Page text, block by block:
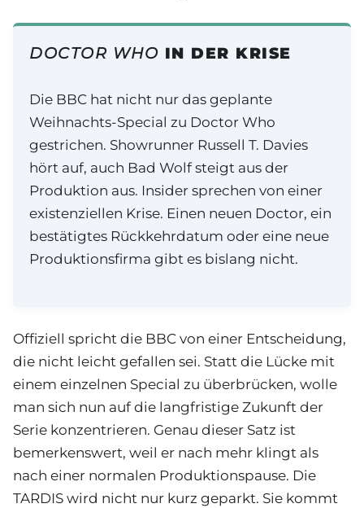
DOCTOR WHO IN DER KRISE
Die BBC hat nicht nur das geplante
Weihnachts-Special zu Doctor Who
gestrichen. Showrunner Russell T. Davies
hört auf, auch Bad Wolf steigt aus der
Produktion aus. Insider sprechen von einer
existenziellen Krise. Einen neuen Doctor, ein
bestätigtes Rückkehrdatum oder eine neue
Produktionsfirma gibt es bislang nicht.
Offiziell spricht die BBC von einer Entscheidung,
die nicht leicht gefallen sei. Statt die Lücke mit
einem einzelnen Special zu überbrücken, wolle
man sich nun auf die langfristige Zukunft der
Serie konzentrieren. Genau dieser Satz ist
bemerkenswert, weil er nach mehr klingt als
nach einer normalen Produktionspause. Die
TARDIS wird nicht nur kurz geparkt. Sie kommt